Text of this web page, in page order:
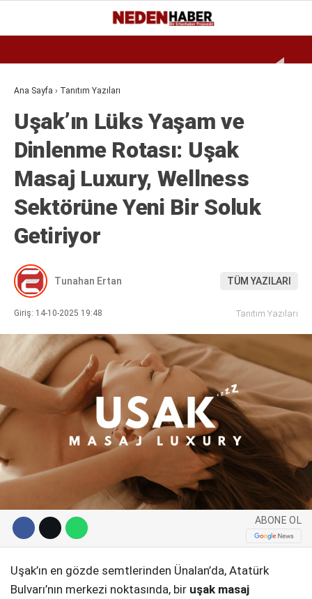
WhatsApp İhbar Hattı
Facebook
Youtube
26.4
BURSA
EKONOMI
BIYOGRAFI
DÜNYA
SPOR
MAGAZIN
SAĞLIK
TEKNOLOJI
Ana Sayfa › Tanıtım Yazıları
Uşak’ın Lüks Yaşam ve
Dinlenme Rotası: Uşak
Masaj Luxury, Wellness
Sektörüne Yeni Bir Soluk
Getiriyor
Tunahan Ertan TÜM YAZILARI
Giriş: 14-10-2025 19:48 Tanıtım Yazıları
ABONE OL
Uşak’ın en gözde semtlerinden Ünalan’da, Atatürk
Bulvarı’nın merkezi noktasında, bir uşak masaj